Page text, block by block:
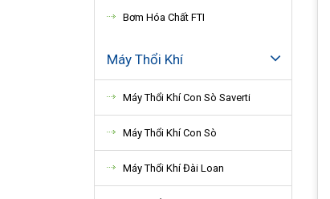
Bơm Hóa Chất FTI
Máy Thổi Khí
Máy Thổi Khí Con Sò Saverti
Máy Thổi Khí Con Sò
Máy Thổi Khí Đài Loan